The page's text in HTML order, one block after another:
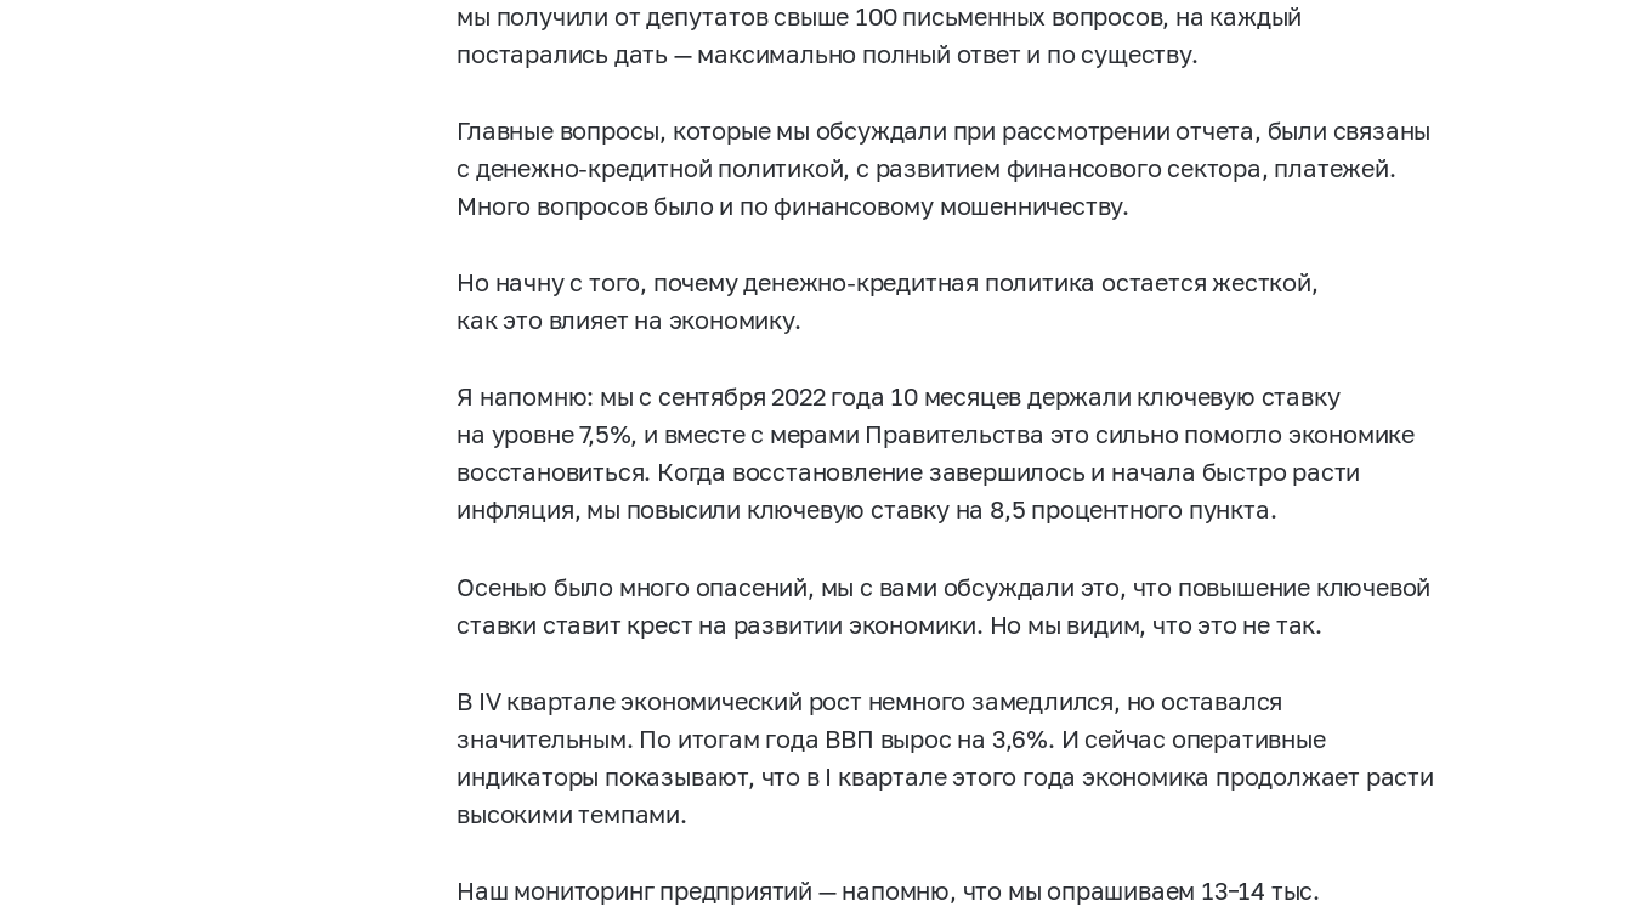
мы получили от депутатов свыше 100 письменных вопросов, на каждый
постарались дать — максимально полный ответ и по существу.
Главные вопросы, которые мы обсуждали при рассмотрении отчета, были связаны
с денежно-кредитной политикой, с развитием финансового сектора, платежей.
Много вопросов было и по финансовому мошенничеству.
Но начну с того, почему денежно-кредитная политика остается жесткой,
как это влияет на экономику.
Я напомню: мы с сентября 2022 года 10 месяцев держали ключевую ставку
на уровне 7,5%, и вместе с мерами Правительства это сильно помогло экономике
восстановиться. Когда восстановление завершилось и начала быстро расти
инфляция, мы повысили ключевую ставку на 8,5 процентного пункта.
Осенью было много опасений, мы с вами обсуждали это, что повышение ключевой
ставки ставит крест на развитии экономики. Но мы видим, что это не так.
В IV квартале экономический рост немного замедлился, но оставался
значительным. По итогам года ВВП вырос на 3,6%. И сейчас оперативные
индикаторы показывают, что в I квартале этого года экономика продолжает расти
высокими темпами.
Наш мониторинг предприятий — напомню, что мы опрашиваем 13–14 тыс.